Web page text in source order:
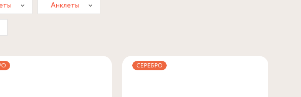
Анклеты